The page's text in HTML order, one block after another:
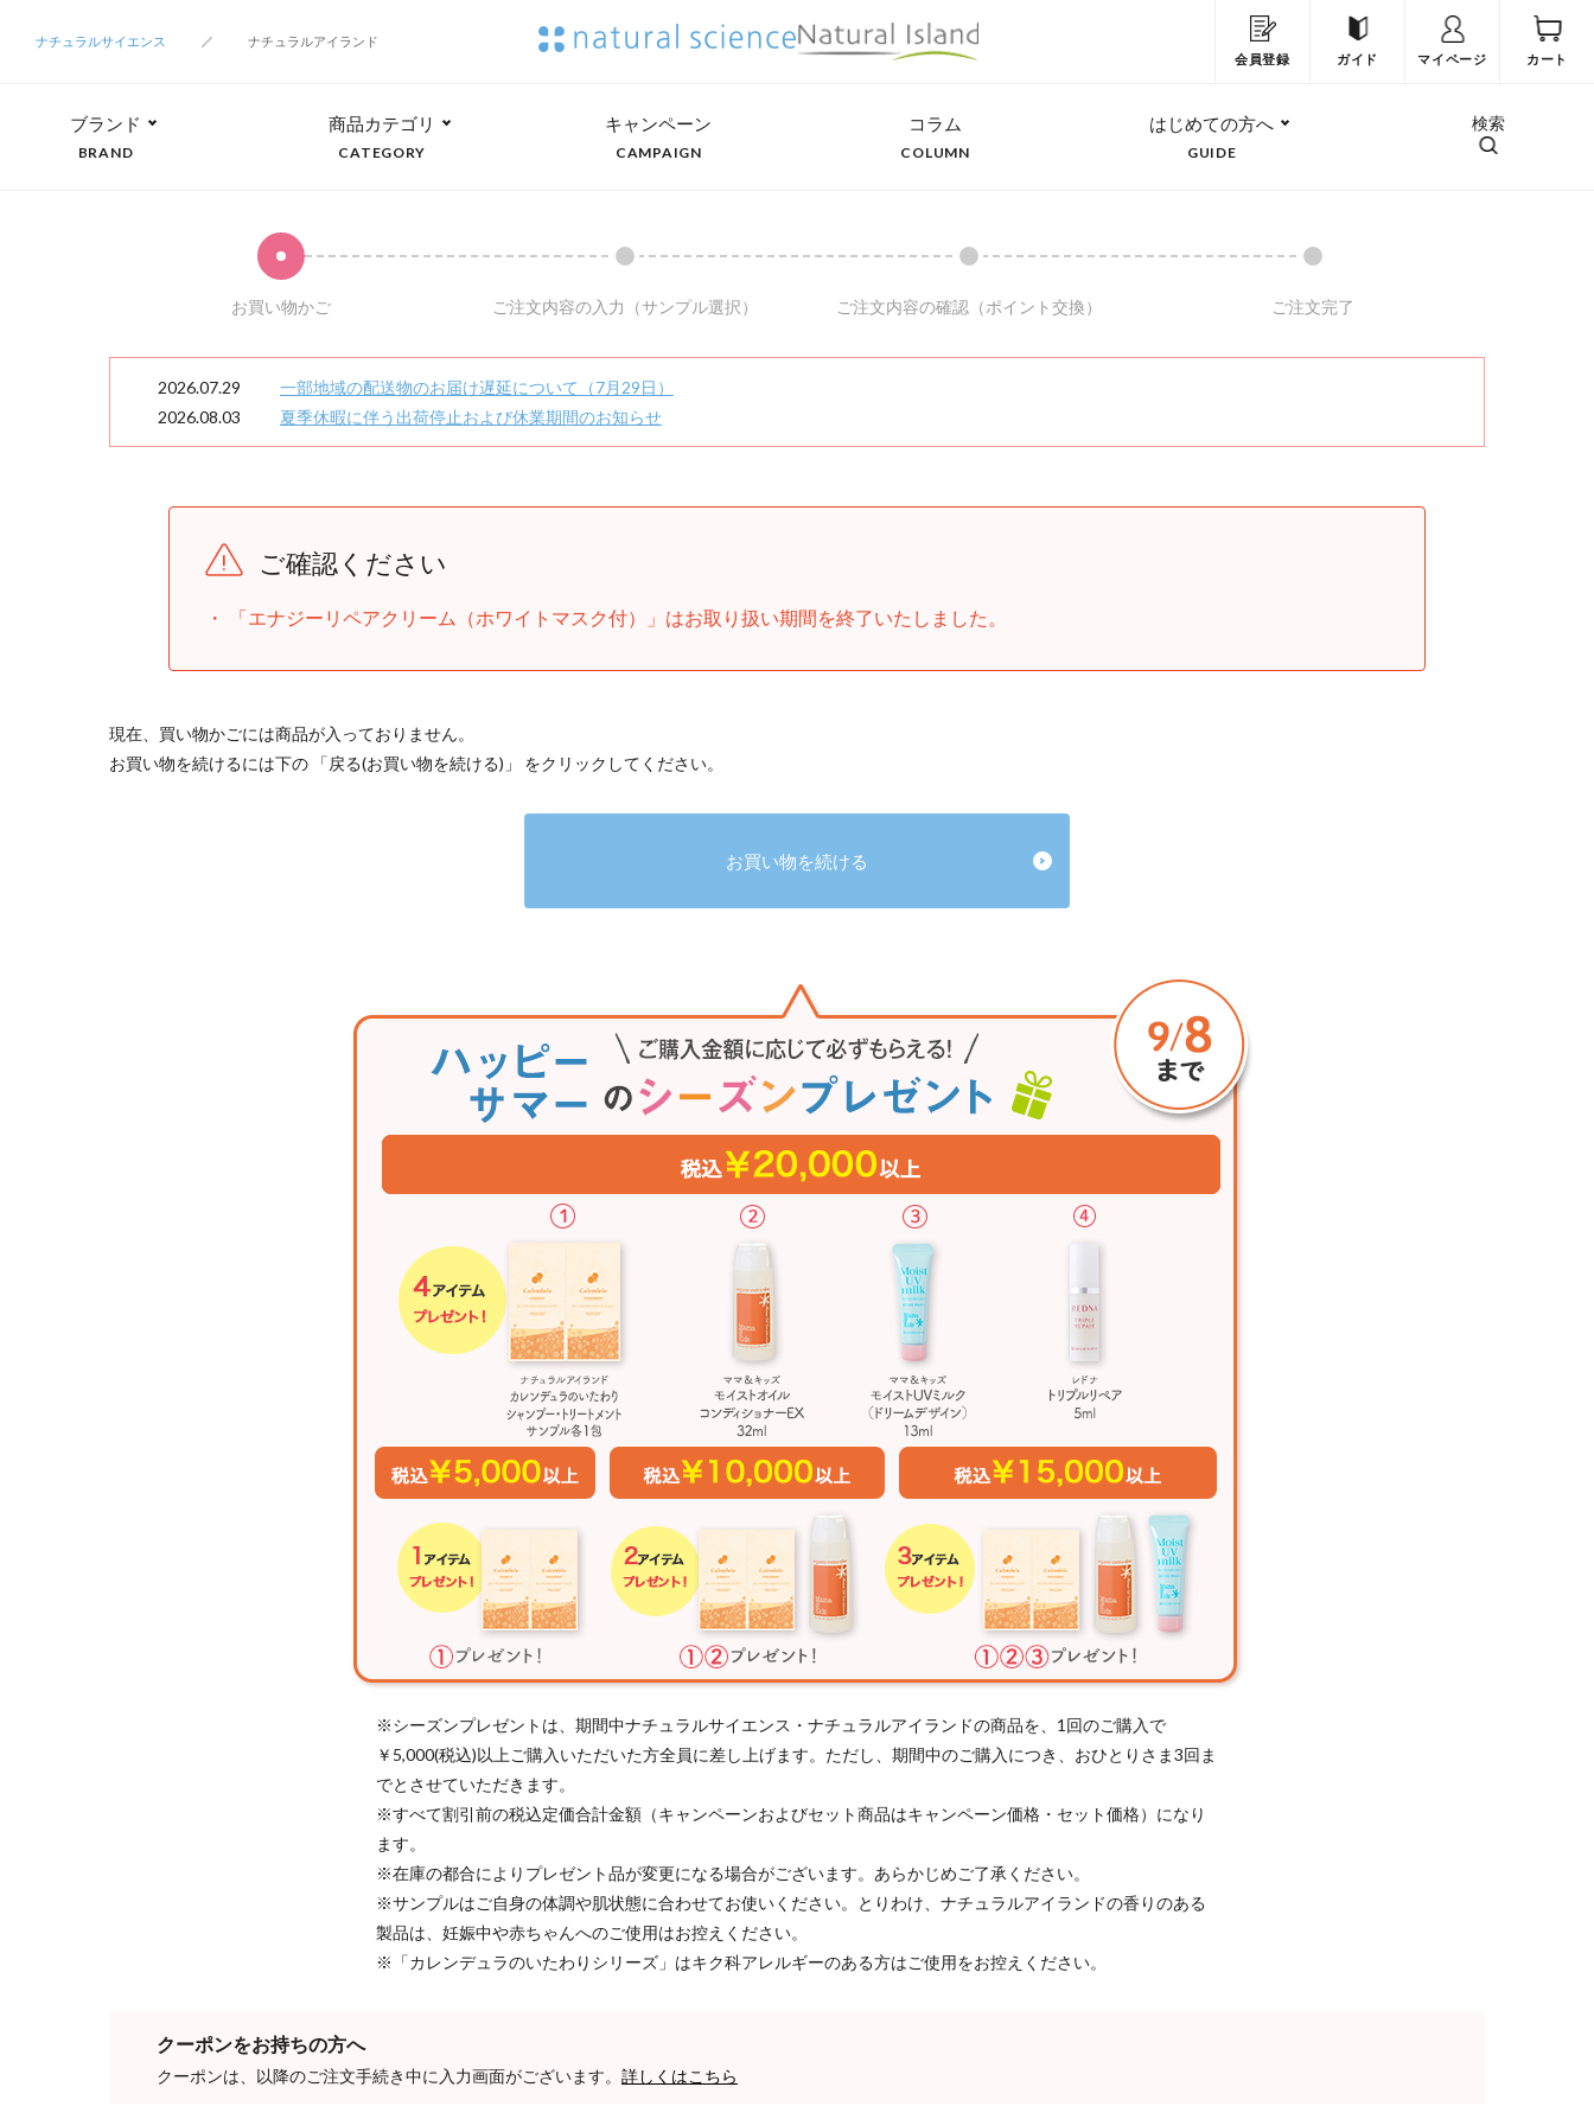
ナチュラルサイエンス
ナチュラルアイランド
会員登録
ガイド マイページ カート
ブランド
BRAND
商品カテゴリ
CATEGORY
キャンペーン
CAMPAIGN
コラム
COLUMN
はじめての方へ
GUIDE
検索
お買い物かご ご注文内容の入力 （サンプル選択） ご注文内容の確認 （ポイント交換） ご注文完了
2026.07.29
一部地域の配送物のお届け遅延について（7月29日）
2026.08.03
夏季休暇に伴う出荷停止および休業期間のお知らせ
ご確認ください
「エナジーリペアクリーム（ホワイトマスク付）」はお取り扱い期間を終了いたしました。
現在、買い物かごには商品が入っておりません。
お買い物を続けるには下の 「戻る(お買い物を続ける)」 をクリックしてください。
お買い物を続ける
※シーズンプレゼントは、期間中ナチュラルサイエンス・ナチュラルアイランドの商品を、1回のご購入で
￥5,000(税込)以上ご購入いただいた方全員に差し上げます。ただし、期間中のご購入につき、おひとりさま3回ま
でとさせていただきます。
※すべて割引前の税込定価合計金額（キャンペーンおよびセット商品はキャンペーン価格・セット価格）になり
ます。
※在庫の都合によりプレゼント品が変更になる場合がございます。あらかじめご了承ください。
※サンプルはご自身の体調や肌状態に合わせてお使いください。とりわけ、ナチュラルアイランドの香りのある
製品は、妊娠中や赤ちゃんへのご使用はお控えください。
※「カレンデュラのいたわりシリーズ」はキク科アレルギーのある方はご使用をお控えください。
クーポンをお持ちの方へ
クーポンは、以降のご注文手続き中に入力画面がございます。 詳しくはこちら